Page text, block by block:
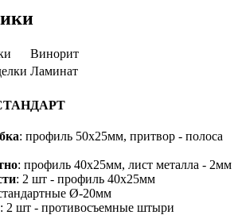
Винорит
Ламинат
: профиль 50х25мм, притвор - полоса
: профиль 40х25мм, лист металла - 2мм
: 2 шт - профиль 40х25мм
Ø-20мм
: 2 шт - противосъемные штыри